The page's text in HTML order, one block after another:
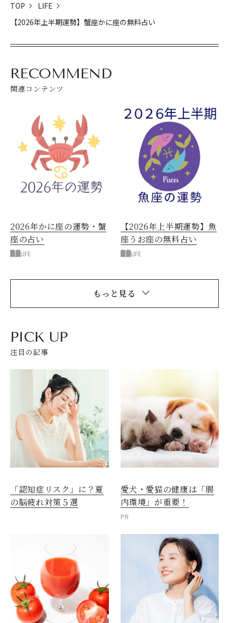
TOP
LIFE
【2026年上半期運勢】蟹座かに座の無料占い
RECOMMEND
関連コンテンツ
2026年かに座の運勢・蟹
座の占い
LIFE
【2026年上半期運勢】魚
座うお座の無料占い
LIFE
もっと見る
PICK UP
注目の記事
「認知症リスク」に？夏
の脳疲れ対策５選
愛犬・愛猫の健康は「腸
内環境」が重要！
PR